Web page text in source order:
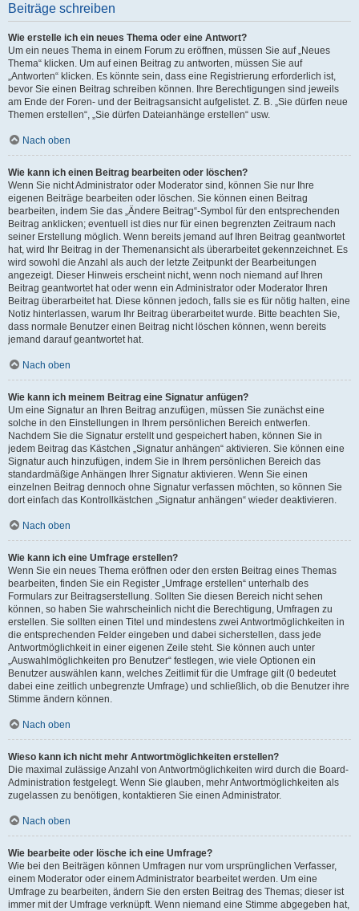
Beiträge schreiben
Wie erstelle ich ein neues Thema oder eine Antwort?
Um ein neues Thema in einem Forum zu eröffnen, müssen Sie auf „Neues
Thema“ klicken. Um auf einen Beitrag zu antworten, müssen Sie auf
„Antworten“ klicken. Es könnte sein, dass eine Registrierung erforderlich ist,
bevor Sie einen Beitrag schreiben können. Ihre Berechtigungen sind jeweils
am Ende der Foren- und der Beitragsansicht aufgelistet. Z. B. „Sie dürfen neue
Themen erstellen“, „Sie dürfen Dateianhänge erstellen“ usw.
Nach oben
Wie kann ich einen Beitrag bearbeiten oder löschen?
Wenn Sie nicht Administrator oder Moderator sind, können Sie nur Ihre
eigenen Beiträge bearbeiten oder löschen. Sie können einen Beitrag
bearbeiten, indem Sie das „Ändere Beitrag“-Symbol für den entsprechenden
Beitrag anklicken; eventuell ist dies nur für einen begrenzten Zeitraum nach
seiner Erstellung möglich. Wenn bereits jemand auf Ihren Beitrag geantwortet
hat, wird Ihr Beitrag in der Themenansicht als überarbeitet gekennzeichnet. Es
wird sowohl die Anzahl als auch der letzte Zeitpunkt der Bearbeitungen
angezeigt. Dieser Hinweis erscheint nicht, wenn noch niemand auf Ihren
Beitrag geantwortet hat oder wenn ein Administrator oder Moderator Ihren
Beitrag überarbeitet hat. Diese können jedoch, falls sie es für nötig halten, eine
Notiz hinterlassen, warum Ihr Beitrag überarbeitet wurde. Bitte beachten Sie,
dass normale Benutzer einen Beitrag nicht löschen können, wenn bereits
jemand darauf geantwortet hat.
Nach oben
Wie kann ich meinem Beitrag eine Signatur anfügen?
Um eine Signatur an Ihren Beitrag anzufügen, müssen Sie zunächst eine
solche in den Einstellungen in Ihrem persönlichen Bereich entwerfen.
Nachdem Sie die Signatur erstellt und gespeichert haben, können Sie in
jedem Beitrag das Kästchen „Signatur anhängen“ aktivieren. Sie können eine
Signatur auch hinzufügen, indem Sie in Ihrem persönlichen Bereich das
standardmäßige Anhängen Ihrer Signatur aktivieren. Wenn Sie einen
einzelnen Beitrag dennoch ohne Signatur verfassen möchten, so können Sie
dort einfach das Kontrollkästchen „Signatur anhängen“ wieder deaktivieren.
Nach oben
Wie kann ich eine Umfrage erstellen?
Wenn Sie ein neues Thema eröffnen oder den ersten Beitrag eines Themas
bearbeiten, finden Sie ein Register „Umfrage erstellen“ unterhalb des
Formulars zur Beitragserstellung. Sollten Sie diesen Bereich nicht sehen
können, so haben Sie wahrscheinlich nicht die Berechtigung, Umfragen zu
erstellen. Sie sollten einen Titel und mindestens zwei Antwortmöglichkeiten in
die entsprechenden Felder eingeben und dabei sicherstellen, dass jede
Antwortmöglichkeit in einer eigenen Zeile steht. Sie können auch unter
„Auswahlmöglichkeiten pro Benutzer“ festlegen, wie viele Optionen ein
Benutzer auswählen kann, welches Zeitlimit für die Umfrage gilt (0 bedeutet
dabei eine zeitlich unbegrenzte Umfrage) und schließlich, ob die Benutzer ihre
Stimme ändern können.
Nach oben
Wieso kann ich nicht mehr Antwortmöglichkeiten erstellen?
Die maximal zulässige Anzahl von Antwortmöglichkeiten wird durch die Board-
Administration festgelegt. Wenn Sie glauben, mehr Antwortmöglichkeiten als
zugelassen zu benötigen, kontaktieren Sie einen Administrator.
Nach oben
Wie bearbeite oder lösche ich eine Umfrage?
Wie bei den Beiträgen können Umfragen nur vom ursprünglichen Verfasser,
einem Moderator oder einem Administrator bearbeitet werden. Um eine
Umfrage zu bearbeiten, ändern Sie den ersten Beitrag des Themas; dieser ist
immer mit der Umfrage verknüpft. Wenn niemand eine Stimme abgegeben hat,